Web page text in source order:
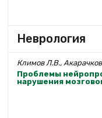
Неврология
Климов Л.В.,
Проблемы
нарушения